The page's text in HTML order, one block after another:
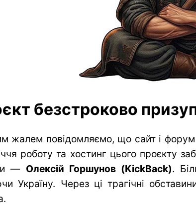
безстроково
жалем повідомляємо, що сайт і форум
роботу та хостинг цього проєкту
— Олексій Горшунов (KickBack).
Україну. Через ці трагічні